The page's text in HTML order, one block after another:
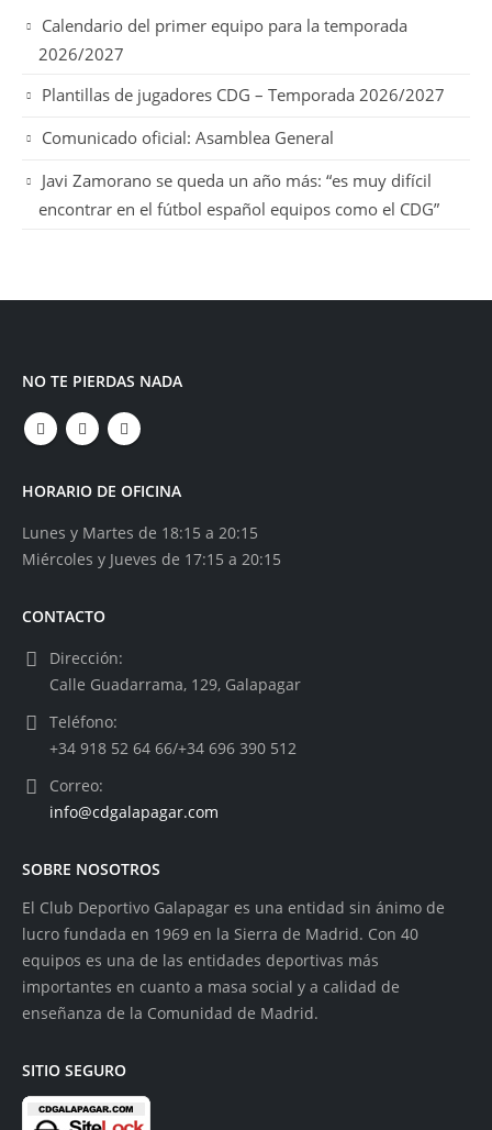
Calendario del primer equipo para la temporada
2026/2027
Plantillas de jugadores CDG – Temporada 2026/2027
Comunicado oficial: Asamblea General
Javi Zamorano se queda un año más: “es muy difícil
encontrar en el fútbol español equipos como el CDG”
NO TE PIERDAS NADA
HORARIO DE OFICINA
Lunes y Martes de 18:15 a 20:15
Miércoles y Jueves de 17:15 a 20:15
CONTACTO
Dirección:
Calle Guadarrama, 129, Galapagar
Teléfono:
+34 918 52 64 66/+34 696 390 512
Correo:
info@cdgalapagar.com
SOBRE NOSOTROS
El Club Deportivo Galapagar es una entidad sin ánimo de
lucro fundada en 1969 en la Sierra de Madrid. Con 40
equipos es una de las entidades deportivas más
importantes en cuanto a masa social y a calidad de
enseñanza de la Comunidad de Madrid.
SITIO SEGURO